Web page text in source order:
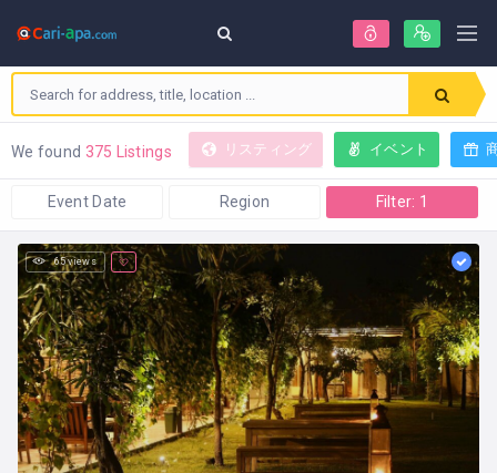
We found 375 Listings リスティング イベント
Event Date Region Filter: 1
65 views